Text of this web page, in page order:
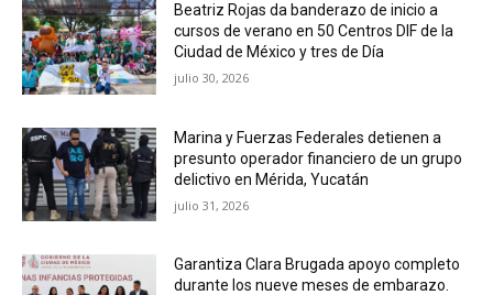
Beatriz Rojas da banderazo de inicio a
cursos de verano en 50 Centros DIF de la
Ciudad de México y tres de Día
julio 30, 2026
Marina y Fuerzas Federales detienen a
presunto operador financiero de un grupo
delictivo en Mérida, Yucatán
julio 31, 2026
Garantiza Clara Brugada apoyo completo
durante los nueve meses de embarazo.